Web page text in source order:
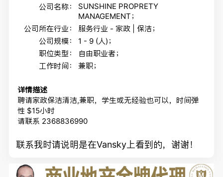
公司名称：
SUNSHINE PROPRETY
MANAGEMENT；
公司所在行业：
服务行业 - 家政 | 保洁；
公司规模：
1 - 9 (人)；
职位类型：
自由职业者；
工作时间：
兼职；
详情描述
聘请家政保洁清洁,兼职，学生或无经验也可以，时间弹
性 $15小时
请联系 2368836990
联系我时请说明是在Vansky上看到的，谢谢！